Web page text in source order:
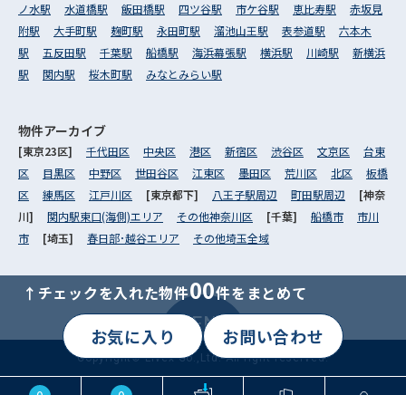
↑チェックを入れた物件00件をまとめて
お気に入り お問い合わせ
MENU
ノ水駅
水道橋駅 飯田橋駅 四ツ谷駅 市ケ谷駅 恵比寿駅
赤坂見
附駅
大手町駅 麹町駅 永田町駅 溜池山王駅 表参道駅
六本木
駅
五反田駅 千葉駅 船橋駅 海浜幕張駅 横浜駅 川崎駅
新横浜
駅
関内駅 桜木町駅 みなとみらい駅
物件アーカイブ
[東京23区] 千代田区 中央区 港区 新宿区 渋谷区 文京区
台東
区
目黒区 中野区 世田谷区 江東区 墨田区 荒川区 北区
板橋
区
練馬区 江戸川区 [東京都下] 八王子駅周辺 町田駅周辺
[神奈
川] 関内駅東口(海側)エリア その他神奈川区 [千葉] 船橋市
市川
市
[埼玉] 春日部･越谷エリア その他埼玉全域
Copyright© Livex Co.,Ltd. All right reserved.